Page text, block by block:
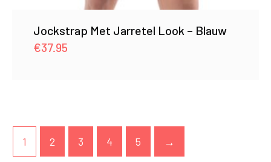
Jockstrap Met Jarretel Look – Blauw
€37.95
1 2 3 4 5 →